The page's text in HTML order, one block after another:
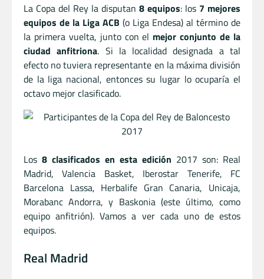
La Copa del Rey la disputan 8 equipos: los 7 mejores
equipos de la Liga ACB (o Liga Endesa) al término de
la primera vuelta, junto con el mejor conjunto de la
ciudad anfitriona. Si la localidad designada a tal
efecto no tuviera representante en la máxima división
de la liga nacional, entonces su lugar lo ocuparía el
octavo mejor clasificado.
Los 8 clasificados en esta edición 2017 son: Real
Madrid, Valencia Basket, Iberostar Tenerife, FC
Barcelona Lassa, Herbalife Gran Canaria, Unicaja,
Morabanc Andorra, y Baskonia (este último, como
equipo anfitrión). Vamos a ver cada uno de estos
equipos.
Real Madrid